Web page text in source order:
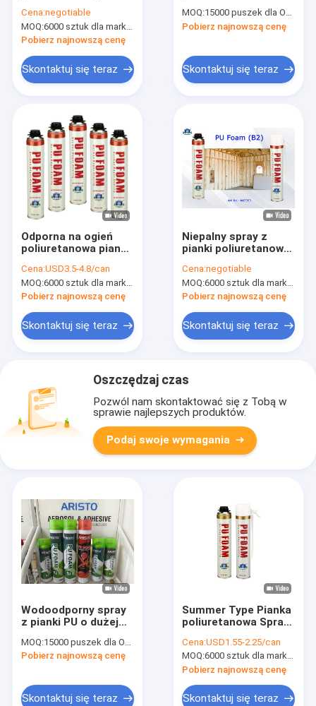
zimową pianką i
dyszą słomkową /
pistoletową
Cena:negotiable
MOQ:6000 sztuk dla marki Aristo, 15000 sztuk dla marki klienta
Pobierz najnowszą cenę
Skontaktuj się teraz
poliuretanowa w
sprayu do
MOQ:15000 puszek dla OEM, 6000 puszek dla marki Aristo
Pobierz najnowszą cenę
Skontaktuj się teraz
Odporna na ogień
poliuretanowa pianka
wielozadaniowa
Aristo
Cena:USD3.5-4.8/can
MOQ:6000 sztuk dla marki Aristo, 15000 sztuk dla marki klienta
Pobierz najnowszą cenę
Skontaktuj się teraz
Niepalny spray z
pianki poliuretanowej
Purpose pianka w
sprayu
Cena:negotiable
MOQ:6000 sztuk dla marki Aristo, 15000 sztuk dla marki klienta
Pobierz najnowszą cenę
Skontaktuj się teraz
Oszczędzaj czas
Pozwól nam skontaktować się z Tobą w
sprawie najlepszych produktów.
Podaj swoje wymagania
Wodoodporny spray
z pianki PU o dużej
uszczelniania /
wypełniania / izolacji
MOQ:15000 puszek dla OEM, 6000 puszek dla marki Aristo
Pobierz najnowszą cenę
Skontaktuj się teraz
Summer Type Pianka
poliuretanowa Spray
pianka PU do izolacji
/ uszczelnienia
Cena:USD1.55-2.25/can
MOQ:6000 sztuk dla marki Aristo, 15000 sztuk dla marki OEM
Pobierz najnowszą cenę
Skontaktuj się teraz